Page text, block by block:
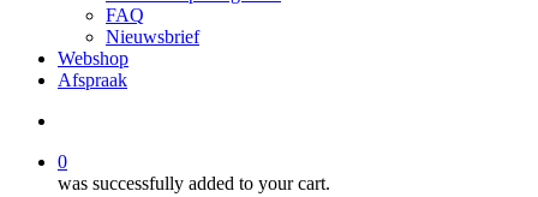
FAQ
Nieuwsbrief
Webshop
Afspraak
0
was successfully added to your cart.